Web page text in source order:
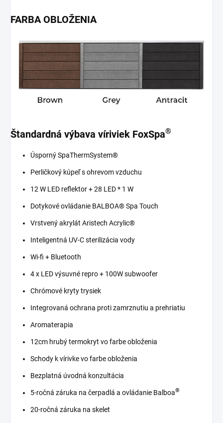
FARBA OBLOŽENIA
Štandardná výbava víriviek FoxSpa®
Úsporný SpaThermSystem®
Perličkový kúpeľ s ohrevom vzduchu
12 W LED reflektor + 28 LED * 1 W
Dotykové ovládanie BALBOA® Spa Touch
Vrstvený akrylát Aristech Acrylic®
Inteligentná UV-C sterilizácia vody
Wi-fi + Bluetooth
4 x LED výsuvné repro + 100W subwoofer
Chrómové kryty trysiek
Integrovaná ochrana proti zamrznutiu a prehriatiu
Aromaterapia
12cm hrubý termokryt vo farbe obloženia
Schody k vírivke vo farbe obloženia
Bezplatná úvodná konzultácia
5-ročná záruka na čerpadlá a ovládanie Balboa®
20-ročná záruka na skelet